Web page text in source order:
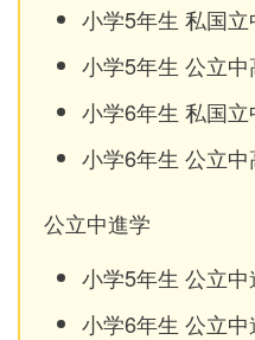
小学5年生 私国
小学5年生 公立
小学6年生 私国
小学6年生 公立
公立中進学
小学5年生 公立中
小学6年生 公立中